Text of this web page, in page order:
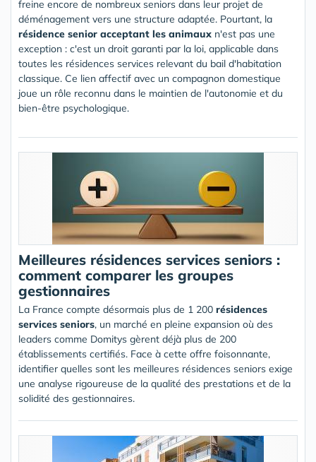
freine encore de nombreux seniors dans leur projet de
déménagement vers une structure adaptée. Pourtant, la
résidence senior acceptant les animaux n'est pas une
exception : c'est un droit garanti par la loi, applicable dans
toutes les résidences services relevant du bail d'habitation
classique. Ce lien affectif avec un compagnon domestique
joue un rôle reconnu dans le maintien de l'autonomie et du
bien-être psychologique.
Meilleures résidences services seniors :
comment comparer les groupes
gestionnaires
La France compte désormais plus de 1 200 résidences
services seniors, un marché en pleine expansion où des
leaders comme Domitys gèrent déjà plus de 200
établissements certifiés. Face à cette offre foisonnante,
identifier quelles sont les meilleures résidences seniors exige
une analyse rigoureuse de la qualité des prestations et de la
solidité des gestionnaires.